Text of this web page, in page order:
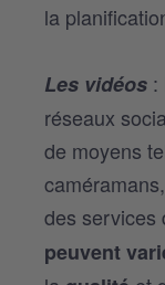
la
Les vidéos :
réseaux
de moyens
des services
peuvent